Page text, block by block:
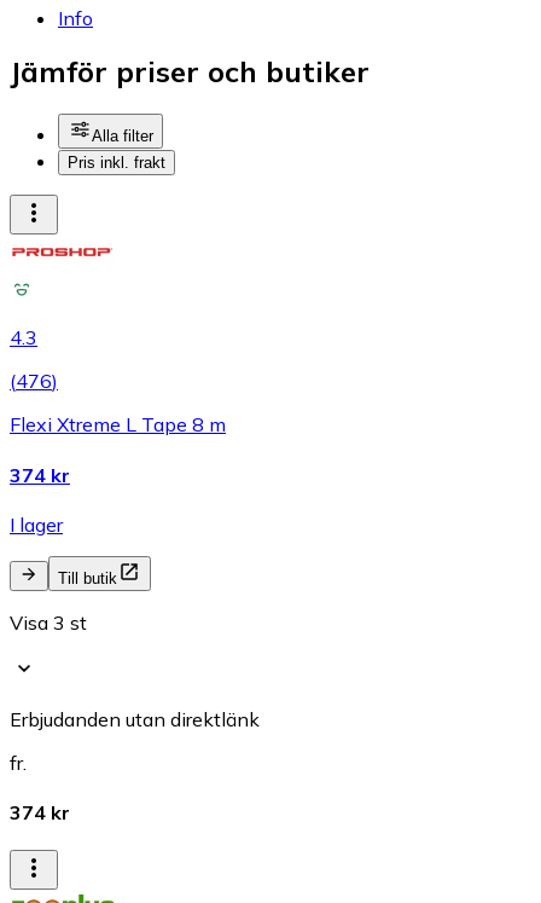
Info
Jämför priser och butiker
Alla filter
Pris inkl. frakt
4.3
(476)
Flexi Xtreme L Tape 8 m
374 kr
I lager
Till butik
Visa 3 st
Erbjudanden utan direktlänk
fr.
374 kr